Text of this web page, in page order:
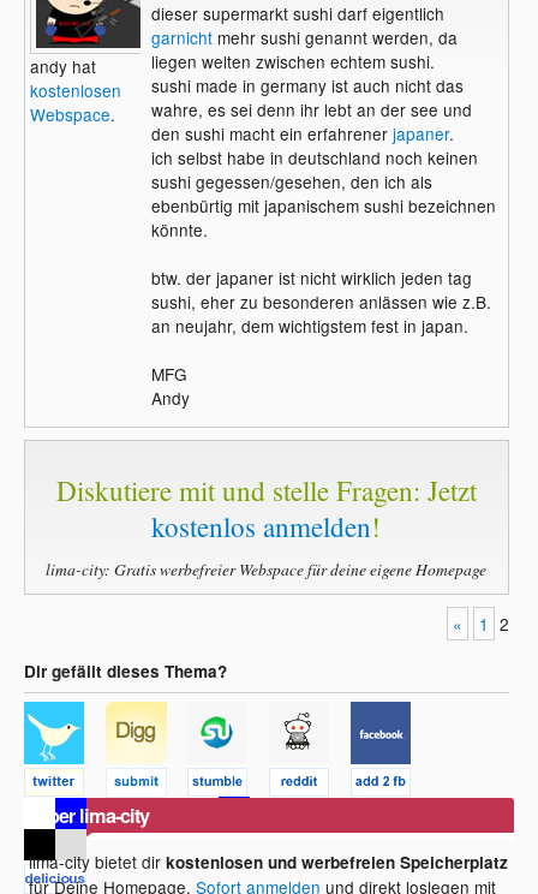
andy hat
kostenlosen
Webspace.
dieser supermarkt sushi darf eigentlich
garnichtmehr sushi genannt werden, da
liegen welten zwischen echtem sushi.
sushi made in germany ist auch nicht das
wahre, es sei denn ihr lebt an der see und
den sushi macht ein erfahrener japaner.
ich selbst habe in deutschland noch keinen
sushi gegessen/gesehen, den ich als
ebenbürtig mit japanischem sushi bezeichnen
könnte.
btw. der japaner ist nicht wirklich jeden tag
sushi, eher zu besonderen anlässen wie z.B.
an neujahr, dem wichtigstem fest in japan.
MFG
Andy
Diskutiere mit und stelle Fragen: Jetzt
kostenlos anmelden!
lima-city: Gratis werbefreier Webspace für deine eigene Homepage
« 1 2
Dir gefällt dieses Thema?
Über lima-city
lima-city bietet dirkostenlosen und werbefreien Speicherplatz
für Deine Homepage.Sofort anmelden und direkt loslegen mit